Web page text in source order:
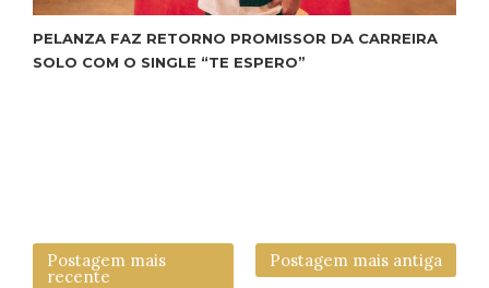
PELANZA FAZ RETORNO PROMISSOR DA CARREIRA
SOLO COM O SINGLE “TE ESPERO”
Postagem mais
recente
Postagem mais antiga